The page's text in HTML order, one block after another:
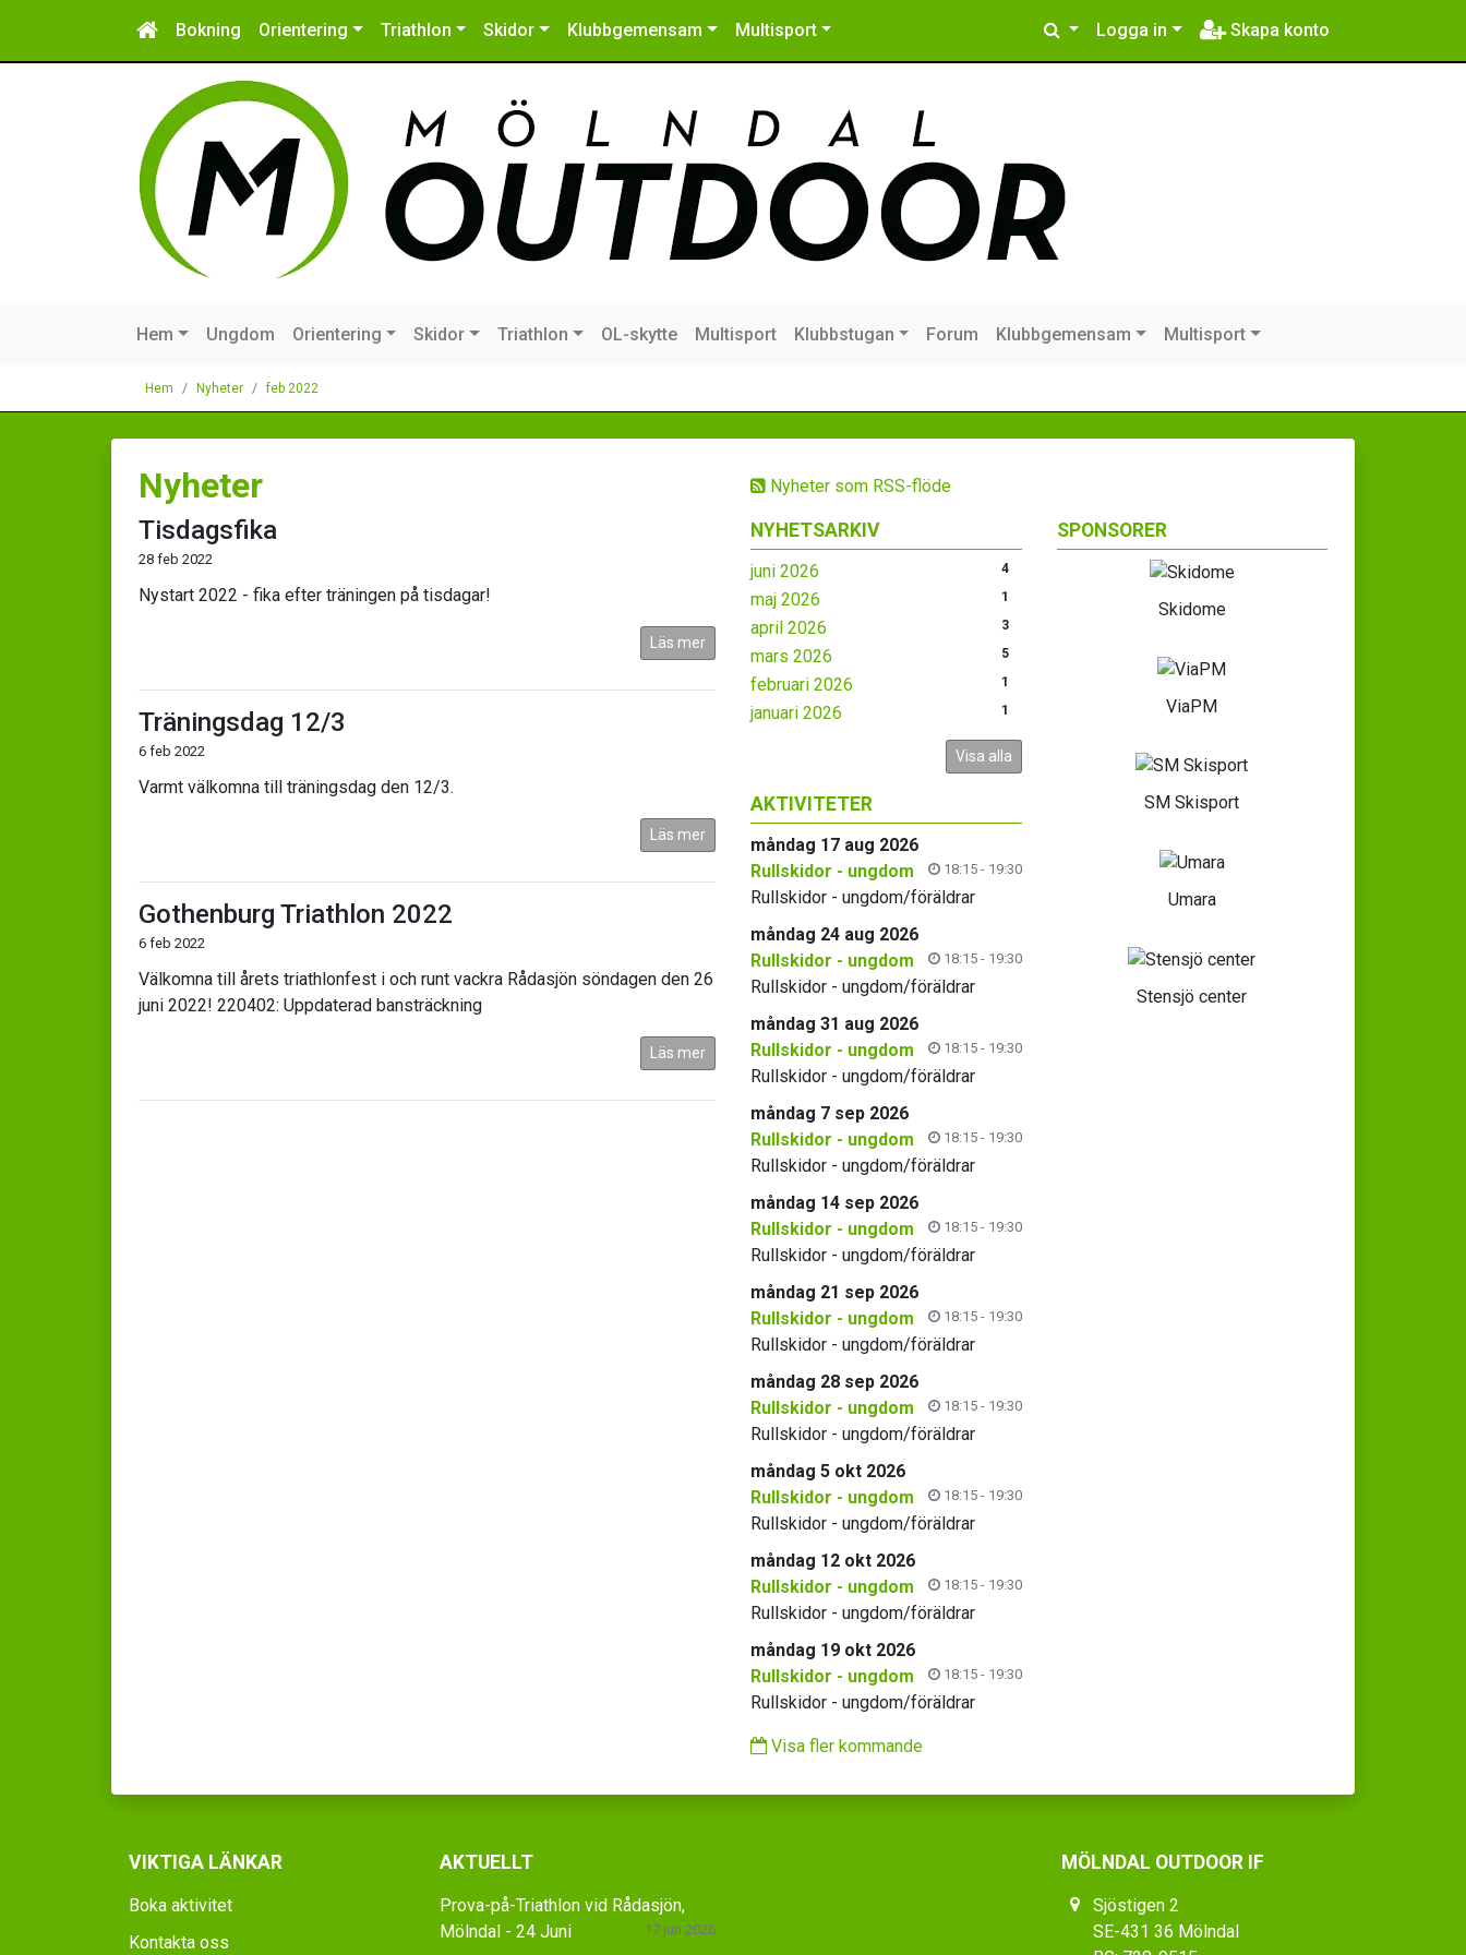
Bokning Orientering Triathlon Skidor Klubbgemensam Multisport Logga in Skapa konto
Hem Ungdom Orientering Skidor Triathlon OL-skytte Multisport Klubbstugan Forum Klubbgemensam Multisport
Hem Nyheter feb 2022
Nyheter som RSS-flöde
NYHETSARKIV
juni 2026 4
maj 2026 1
april 2026 3
mars 2026 5
februari 2026 1
januari 2026 1
Visa alla
AKTIVITETER
måndag 17 aug 2026
Rullskidor - ungdom
18:15 - 19:30
Rullskidor - ungdom/föräldrar
måndag 24 aug 2026
Rullskidor - ungdom
18:15 - 19:30
Rullskidor - ungdom/föräldrar
måndag 31 aug 2026
Rullskidor - ungdom
18:15 - 19:30
Rullskidor - ungdom/föräldrar
måndag 7 sep 2026
Rullskidor - ungdom
18:15 - 19:30
Rullskidor - ungdom/föräldrar
måndag 14 sep 2026
Rullskidor - ungdom
18:15 - 19:30
Rullskidor - ungdom/föräldrar
måndag 21 sep 2026
Rullskidor - ungdom
18:15 - 19:30
Rullskidor - ungdom/föräldrar
måndag 28 sep 2026
Rullskidor - ungdom
18:15 - 19:30
Rullskidor - ungdom/föräldrar
måndag 5 okt 2026
Rullskidor - ungdom
18:15 - 19:30
Rullskidor - ungdom/föräldrar
måndag 12 okt 2026
Rullskidor - ungdom
18:15 - 19:30
Rullskidor - ungdom/föräldrar
måndag 19 okt 2026
Rullskidor - ungdom
18:15 - 19:30
Rullskidor - ungdom/föräldrar
Visa fler kommande
Nyheter
Tisdagsfika
28 feb 2022
Nystart 2022 - fika efter träningen på tisdagar!
Läs mer
Träningsdag 12/3
6 feb 2022
Varmt välkomna till träningsdag den 12/3.
Läs mer
Gothenburg Triathlon 2022
6 feb 2022
Välkomna till årets triathlonfest i och runt vackra Rådasjön söndagen den 26
juni 2022! 220402: Uppdaterad bansträckning
Läs mer
SPONSORER
Skidome
ViaPM
SM Skisport
Umara
Stensjö center
VIKTIGA LÄNKAR
Boka aktivitet
Kontakta oss
AKTUELLT
Prova-på-Triathlon vid Rådasjön,
Mölndal - 24 Juni
17 jun 2026
MÖLNDAL OUTDOOR IF
Sjöstigen 2
SE-431 36 Mölndal